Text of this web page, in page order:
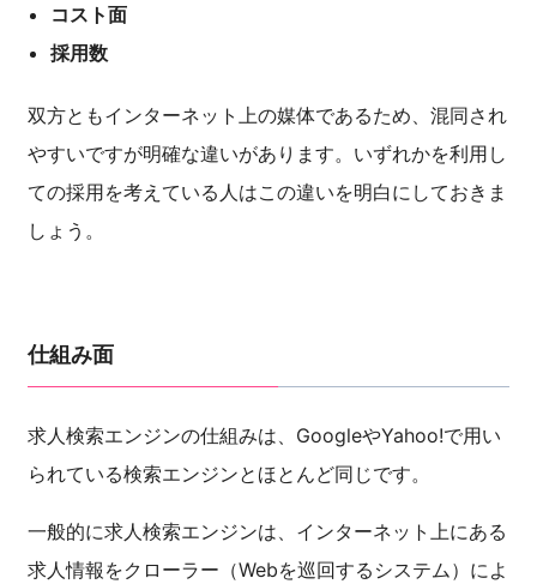
コスト面
採用数
双方ともインターネット上の媒体であるため、混同され
やすいですが明確な違いがあります。いずれかを利用し
ての採用を考えている人はこの違いを明白にしておきま
しょう。
仕組み面
求人検索エンジンの仕組みは、GoogleやYahoo!で用い
られている検索エンジンとほとんど同じです。
一般的に求人検索エンジンは、インターネット上にある
求人情報をクローラー（Webを巡回するシステム）によ